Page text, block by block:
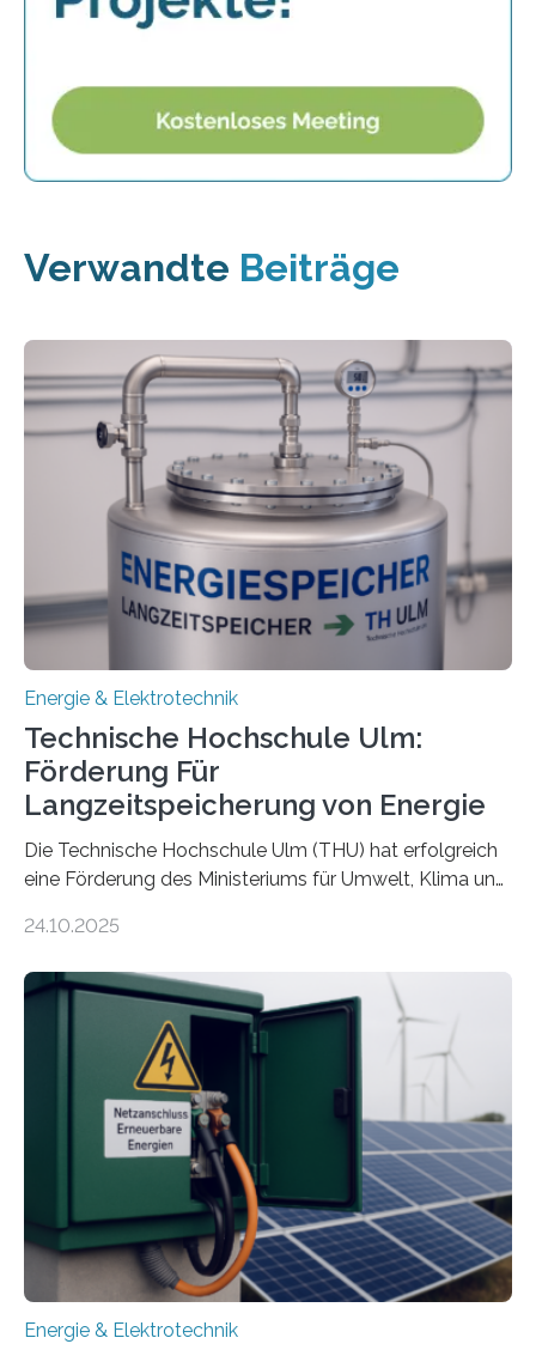
Verwandte Beiträge
Energie & Elektrotechnik
Technische Hochschule Ulm:
Förderung Für
Langzeitspeicherung von Energie
Die Technische Hochschule Ulm (THU) hat erfolgreich
eine Förderung des Ministeriums für Umwelt, Klima und
Forschungsprojekt „LAGER – Langzeitspeicherung in
Quartieren“ eingeworben. Ziel des Projekts ist die
Entwicklung, Erprobung und Demonstration von
Konzepten zur langfristigen Energiespeicherung in
sektorübergreifend vernetzten Energiesystemen. Das
Projekt startete am 15. Oktober 2025, hat eine Laufzeit
von drei Jahren und ein Gesamtvolumen von rund 2,9
Millionen Euro, wovon 2,6 Millionen Euro durch das
Ministerium für Umwelt, Klima und…
24.10.2025
Energie & Elektrotechnik